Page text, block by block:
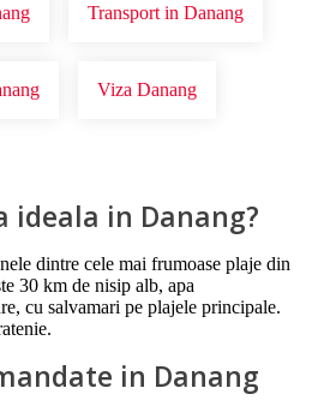
Transport in Danang
Viza Danang
ideala in Danang?
dintre cele mai frumoase plaje din
30 km de nisip alb, apa
cu salvamari pe plajele principale.
in Danang